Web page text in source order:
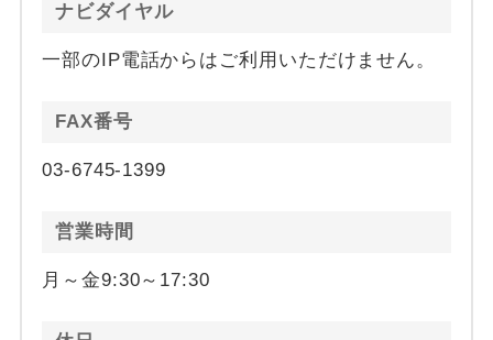
ナビダイヤル
一部のIP電話からはご利用いただけません。
FAX番号
03-6745-1399
営業時間
月～金9:30～17:30